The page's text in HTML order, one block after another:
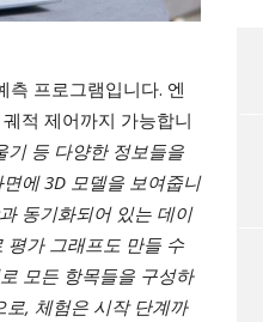
프로그램입니다. 엔
적 제어까지 가능합니
기 등 다양한 정보들을
에 3D 모델을 보여줍니
동기화되어 있는 데이
평가 그래프도 만들 수
모든 항목들을 구성하
, 체험은 시작 단계까